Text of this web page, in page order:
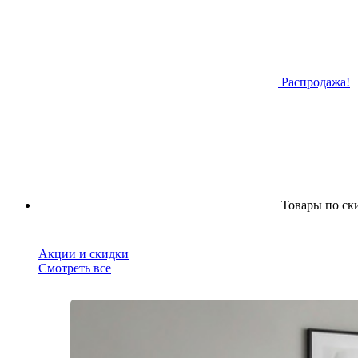
Распродажа!
Товары по
Акции и скидки
Смотреть все